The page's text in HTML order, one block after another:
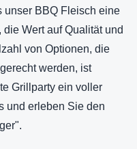
unser BBQ Fleisch eine
Wert auf Qualität und
von Optionen, die
werden, ist
Grillparty ein voller
und erleben Sie den